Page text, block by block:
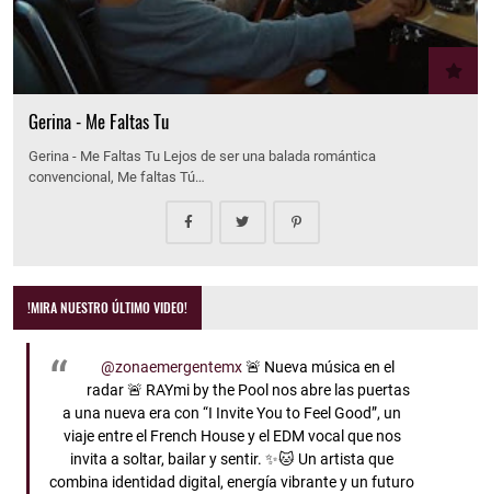
Gerina - Me Faltas Tu
Gerina - Me Faltas Tu Lejos de ser una balada romántica
convencional, Me faltas Tú…
!MIRA NUESTRO ÚLTIMO VIDEO!
@zonaemergentemx🚨 Nueva música en el
radar 🚨 RAYmi by the Pool nos abre las puertas
a una nueva era con “I Invite You to Feel Good”, un
viaje entre el French House y el EDM vocal que nos
invita a soltar, bailar y sentir. ✨🐱 Un artista que
combina identidad digital, energía vibrante y un futuro